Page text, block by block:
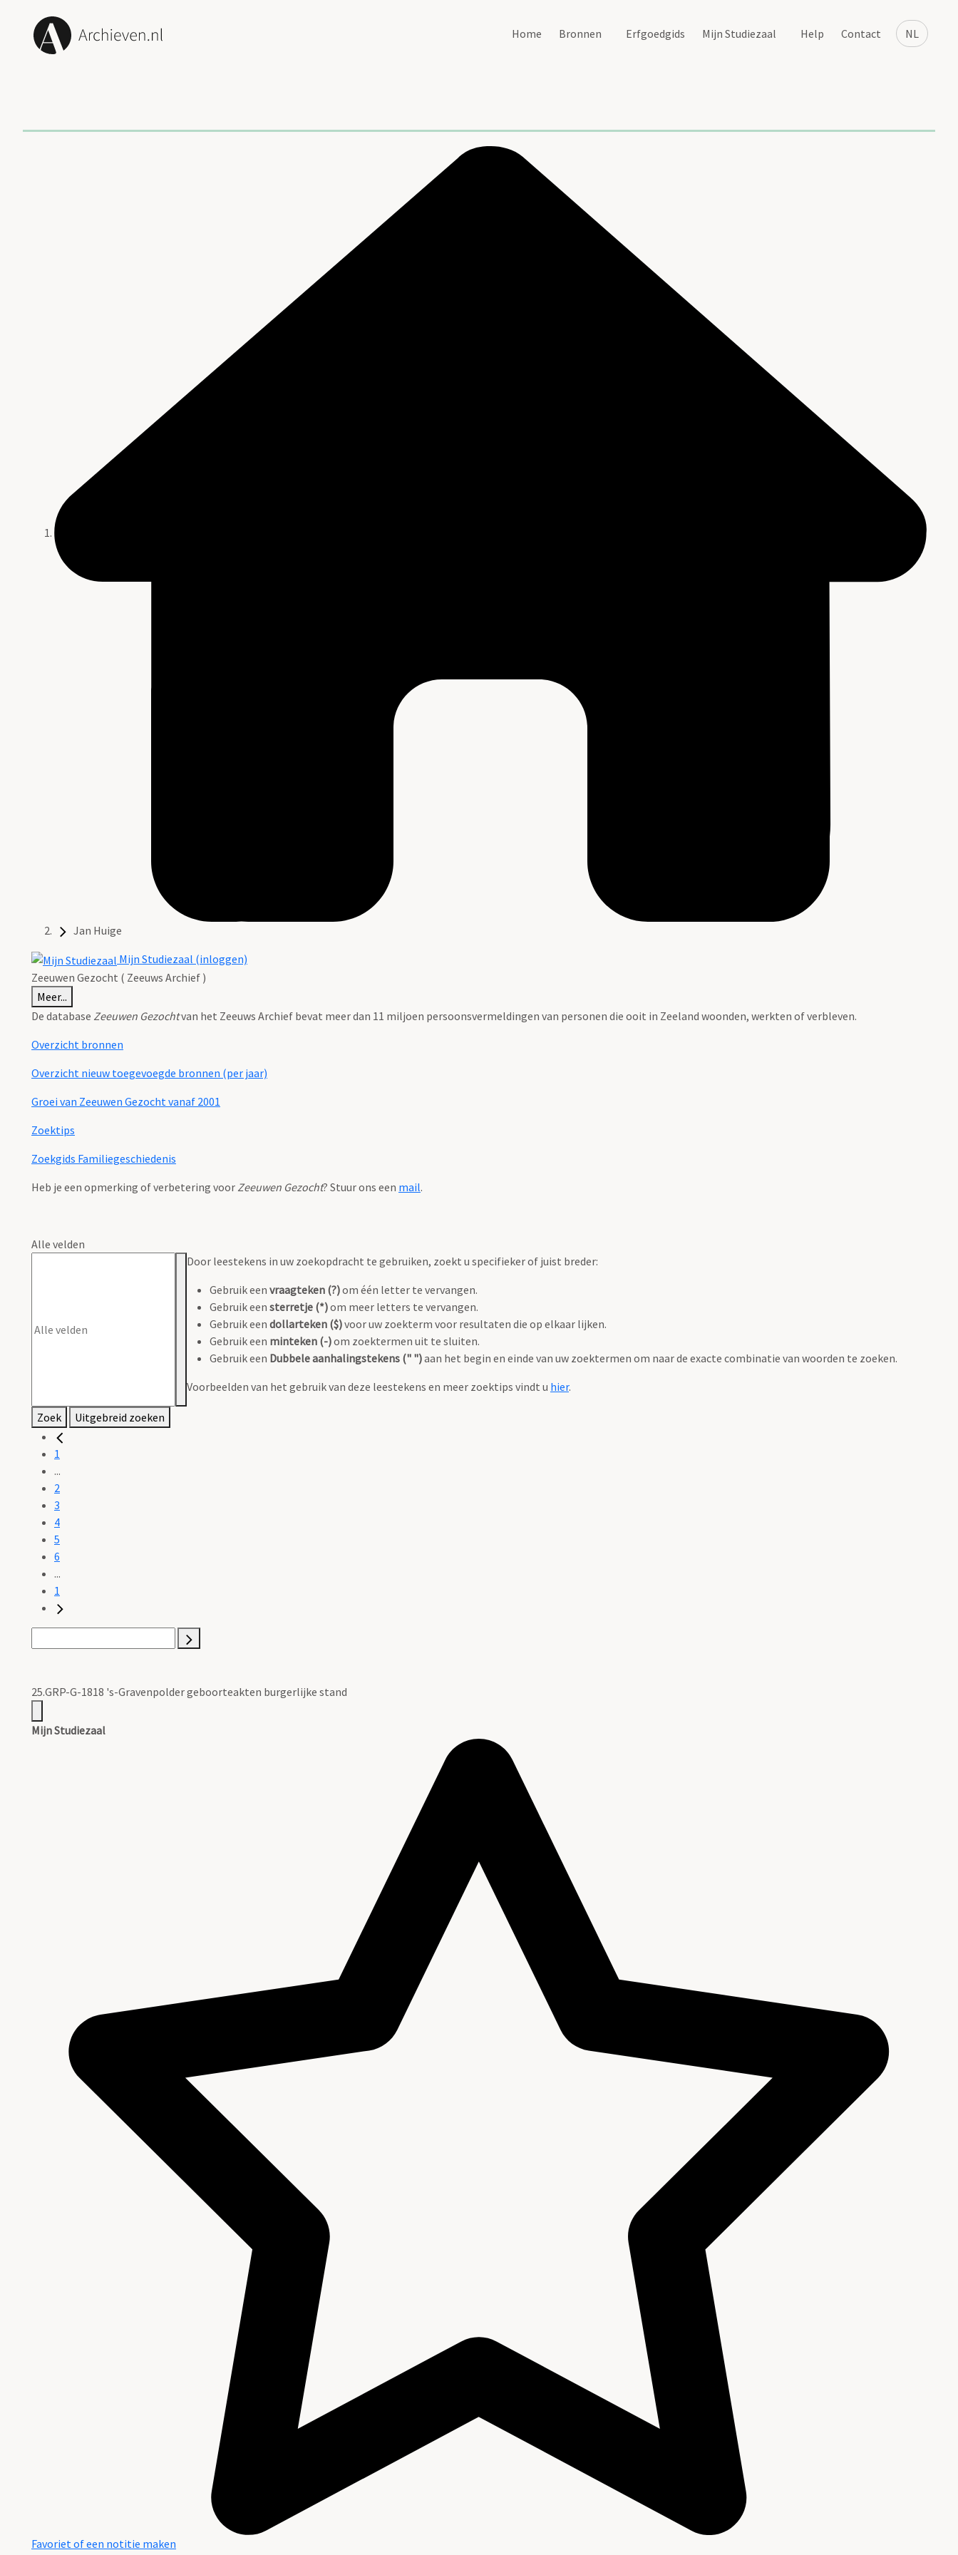
NL
Home Bronnen Erfgoedgids Mijn Studiezaal Help Contact
Jan Huige
Mijn Studiezaal (inloggen)
Zeeuwen Gezocht ( Zeeuws Archief )
Meer...
De database Zeeuwen Gezochtvan het Zeeuws Archief bevat meer dan 11 miljoen persoonsvermeldingen van personen die ooit in Zeeland woonden, werkten of verbleven.
Overzicht bronnen
Overzicht nieuw toegevoegde bronnen (per jaar)
Groei van Zeeuwen Gezocht vanaf 2001
Zoektips
Zoekgids Familiegeschiedenis
Heb je een opmerking of verbetering voorZeeuwen Gezocht? Stuur ons een mail.
Alle velden
Door leestekens in uw zoekopdracht te gebruiken, zoekt u specifieker of juist breder:
Gebruik een vraagteken (?)om één letter te vervangen.
Gebruik een sterretje (*)om meer letters te vervangen.
Gebruik een dollarteken ($)voor uw zoekterm voor resultaten die op elkaar lijken.
Gebruik een minteken (-)om zoektermen uit te sluiten.
Gebruik een Dubbele aanhalingstekens (" ")aan het begin en einde van uw zoektermen om naar de exacte combinatie van woorden te zoeken.
Voorbeelden van het gebruik van deze leestekens en meer zoektips vindt u hier.
Zoek Uitgebreid zoeken
1
...
2
3
4
5
6
...
1
25.GRP-G-1818 's-Gravenpolder geboorteakten burgerlijke stand
Mijn Studiezaal
Favoriet of een notitie maken